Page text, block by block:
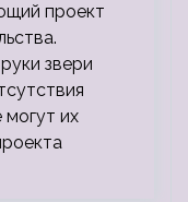
проект
звери
их